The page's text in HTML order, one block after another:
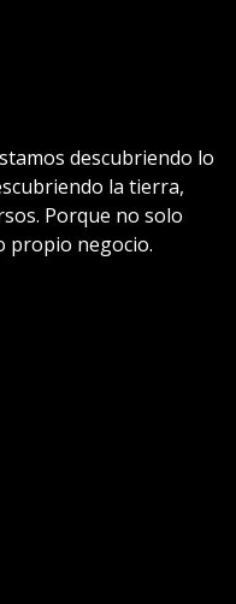
descubriendo lo
la tierra,
Porque no solo
propio negocio.